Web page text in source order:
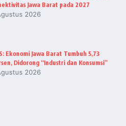
Jawa Barat pada 2027
2026
Ekonomi Jawa Barat Tumbuh 5,73
Didorong “Industri dan Konsumsi”
2026